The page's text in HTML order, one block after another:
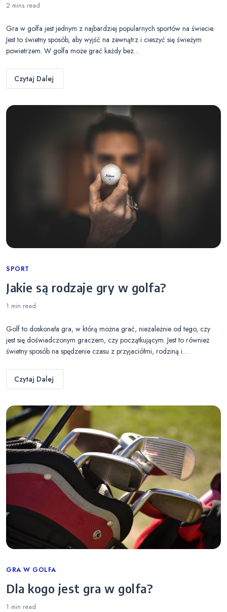
2 mins read
Gra w golfa jest jednym z najbardziej popularnych sportów na świecie.
Jest to świetny sposób, aby wyjść na zewnątrz i cieszyć się świeżym
powietrzem. W golfa może grać każdy bez…
Czytaj Dalej
Categories
SPORT
Jakie są rodzaje gry w golfa?
1 min read
Golf to doskonała gra, w którą można grać, niezależnie od tego, czy
jest się doświadczonym graczem, czy początkującym. Jest to również
świetny sposób na spędzenie czasu z przyjaciółmi, rodziną i…
Czytaj Dalej
Categories
GRA W GOLFA
Dla kogo jest gra w golfa?
1 min read